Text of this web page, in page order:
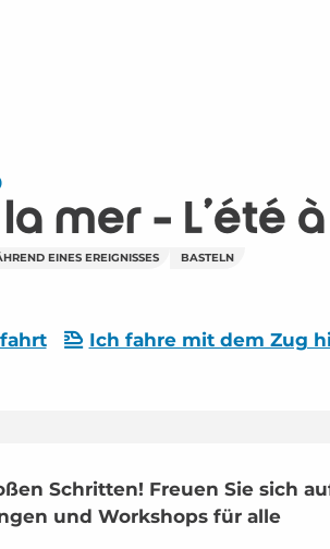
mer - L'été
EINES EREIGNISSES BASTELN
Ich fahre mit dem Zug
Schritten! Freuen Sie sich
und Workshops für alle